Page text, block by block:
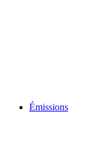
Émissions